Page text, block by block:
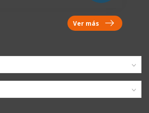
Ver más